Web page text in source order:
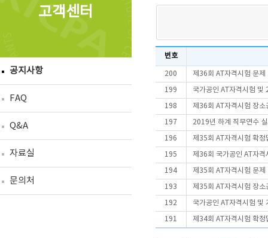
고객센터
공지사항
FAQ
Q&A
자료실
문의처
번호
200 제36회 AT자격시험 문
199 국가공인 AT자격시험 및
198 제36회 AT자격시험 장소
197 2019년 하계 직무연수
196 제35회 AT자격시험 확정
195 제36회 국가공인 AT자격
194 제35회 AT자격시험 문
193 제35회 AT자격시험 장소
192 국가공인 AT자격시험 및
191 제34회 AT자격시험 확정